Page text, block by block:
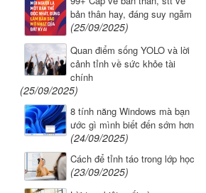
bản thân hay, đáng suy ngẫm
(25/09/2025)
Quan điểm sống YOLO và lời
cảnh tỉnh về sức khỏe tài
chính
(25/09/2025)
8 tính năng Windows mà bạn
ước gì mình biết đến sớm hơn
(24/09/2025)
Cách để tỉnh táo trong lớp học
(23/09/2025)